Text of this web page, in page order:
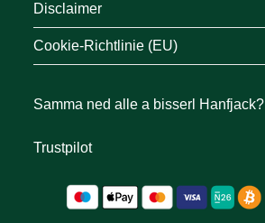
Disclaimer
Cookie-Richtlinie (EU)
Samma ned alle a bisserl Hanfjack?
Trustpilot